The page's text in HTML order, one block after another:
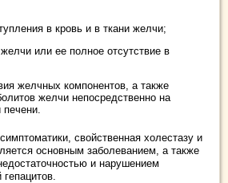
в кровь и в ткани желчи;
или ее полное отсутствие в
желчных компонентов, а также
желчи непосредственно на
свойственная холестазу и
основным заболеванием, а также
и нарушением